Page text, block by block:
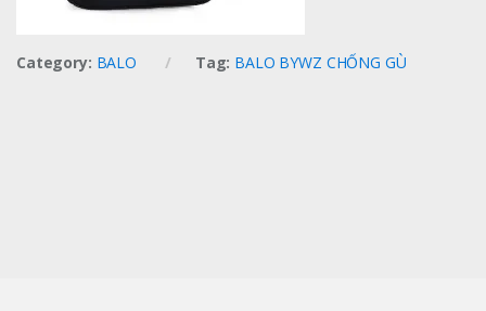
Category: BALO Tag: BALO BYWZ CHỐNG GÙ